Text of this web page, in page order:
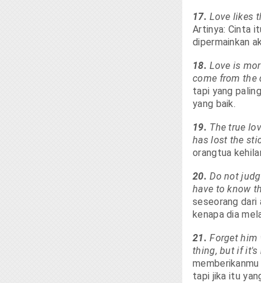
17.Love likes
Artinya: Cinta
dipermainkan
18.Love is
come from the
tapi yang
yang baik.
19. The true
has lost the
orangtua
20.Do not
have to know
seseorang dari
kenapa dia
21. Forget him
thing, but if it's
tapi jika itu